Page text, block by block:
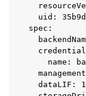
uid:
spec:
name:
dataLIF: